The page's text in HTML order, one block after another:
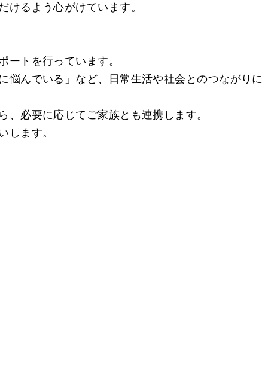
るよう心がけています。
トを行っています。
悩んでいる」など、日常生活や社会とのつながりに
必要に応じてご家族とも連携します。
します。